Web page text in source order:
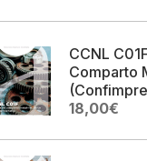
originale
25,00€.
CCNL
Comparto
Il
originale
18,00€Il